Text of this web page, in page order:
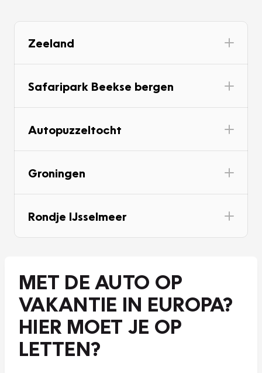
Zeeland
Safaripark Beekse bergen
Autopuzzeltocht
Groningen
Rondje IJsselmeer
MET DE AUTO OP
VAKANTIE IN EUROPA?
HIER MOET JE OP
LETTEN?